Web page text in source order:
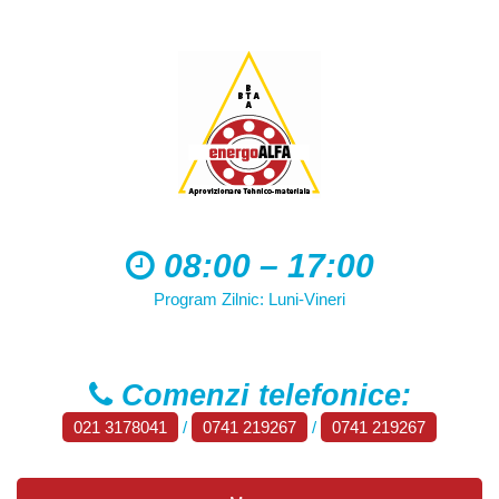
08:00 – 17:00
Program Zilnic: Luni-Vineri
Comenzi telefonice:
021 3178041 / 0741 219267 / 0741 219267